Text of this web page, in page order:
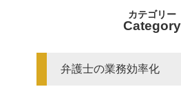
Category
弁護士の業務効率化